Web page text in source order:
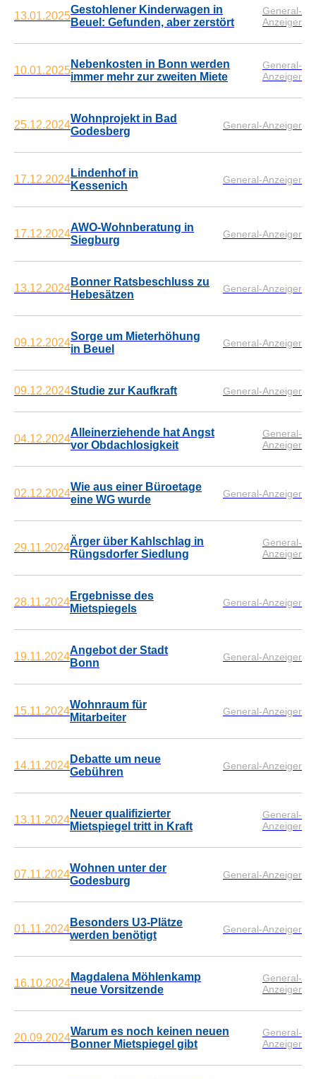
13.01.2025
Gestohlener Kinderwagen in
Beuel: Gefunden, aber zerstört
General-
Anzeiger
10.01.2025
Nebenkosten in Bonn werden
immer mehr zur zweiten Miete
General-
Anzeiger
25.12.2024
Wohnprojekt in Bad
Godesberg
General-Anzeiger
17.12.2024
Lindenhof in
Kessenich
General-Anzeiger
17.12.2024
AWO-Wohnberatung in
Siegburg
General-Anzeiger
13.12.2024
Bonner Ratsbeschluss zu
Hebesätzen
General-Anzeiger
09.12.2024
Sorge um Mieterhöhung
in Beuel
General-Anzeiger
09.12.2024Studie zur Kaufkraft General-Anzeiger
04.12.2024
Alleinerziehende hat Angst
vor Obdachlosigkeit
General-
Anzeiger
02.12.2024
Wie aus einer Büroetage
eine WG wurde
General-Anzeiger
29.11.2024
Ärger über Kahlschlag in
Rüngsdorfer Siedlung
General-
Anzeiger
28.11.2024
Ergebnisse des
Mietspiegels
General-Anzeiger
19.11.2024
Angebot der Stadt
Bonn
General-Anzeiger
15.11.2024
Wohnraum für
Mitarbeiter
General-Anzeiger
14.11.2024
Debatte um neue
Gebühren
General-Anzeiger
13.11.2024
Neuer qualifizierter
Mietspiegel tritt in Kraft
General-
Anzeiger
07.11.2024
Wohnen unter der
Godesburg
General-Anzeiger
01.11.2024
Besonders U3-Plätze
werden benötigt
General-Anzeiger
16.10.2024
Magdalena Möhlenkamp
neue Vorsitzende
General-
Anzeiger
20.09.2024
Warum es noch keinen neuen
Bonner Mietspiegel gibt
General-
Anzeiger